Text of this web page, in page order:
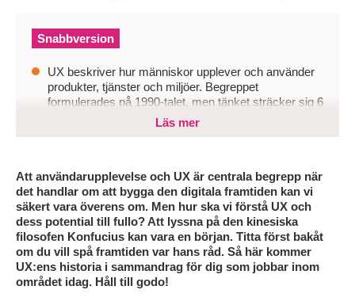
Snabbversion
UX beskriver hur människor upplever och använder
produkter, tjänster och miljöer. Begreppet
formulerades på 1990-talet, men tänket sträcker sig 6
000 år tillbaka till feng shui, ergonomi och tidig design
ineffektiva lösningar och digitala upplevelser som
användare överger. Historien visar tydligt att teknik
utan förståelse för människan snabbt tappar värde.
För att lyckas framåt behöver företag investera i UX-
kompetens, arbeta användarcentrerat och se design
som ett strategiskt verktyg för affärsnytta, innovation
och hållbar digital utveckling.
Läs mer
Att användarupplevelse och UX är centrala begrepp när
det handlar om att bygga den digitala framtiden kan vi
säkert vara överens om. Men hur ska vi förstå UX och
dess potential till fullo? Att lyssna på den kinesiska
filosofen Konfucius kan vara en början. Titta först bakåt
om du vill spå framtiden var hans råd. Så här kommer
UX:ens historia i sammandrag för dig som jobbar inom
området idag. Håll till godo!